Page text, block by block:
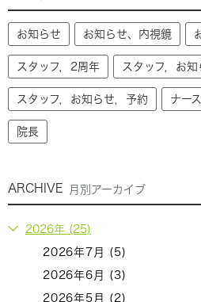
お知らせ お知らせ、内視鏡
スタッフ，2周年 スタッフ，お知
スタッフ，お知らせ，予約 ナース
院長
ARCHIVE 月別アーカイブ
2026年 (25)
2026年7月 (5)
2026年6月 (3)
2026年5月 (2)